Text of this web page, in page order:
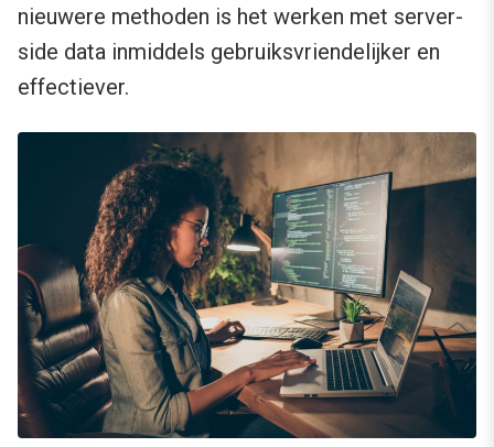
nieuwere methoden is het werken met server-
side data inmiddels gebruiksvriendelijker en
effectiever.